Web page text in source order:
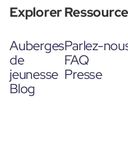
Explorer
Auberges
de
jeunesse
Blog
Parlez-
FAQ
Presse